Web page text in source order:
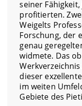
seiner
profitierten.
Weigelts
Forschung, der
genau
widmete. Das
dieser
im weiten
Gebiete des